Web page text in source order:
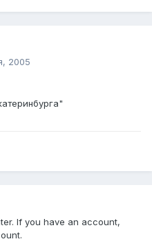
2005
If you have an account,